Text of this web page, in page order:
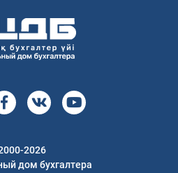
2026
дом бухгалтера